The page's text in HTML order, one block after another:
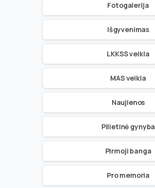
Fotogalerija
Išgyvenimas
LKKSS veikla
MAS veikla
Naujienos
Pilietinė gynyba
Pirmoji banga
Pro memoria